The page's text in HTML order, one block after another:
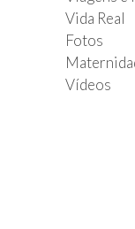
Vida Real
Fotos
Vídeos